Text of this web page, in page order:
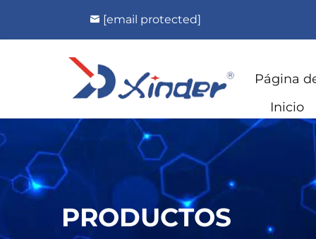
[email protected]
Página
Inicio
PRODUCTOS